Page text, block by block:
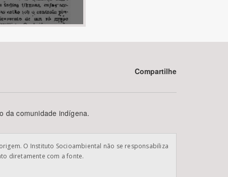
Compartilhe
da comunidade indígena.
O Instituto Socioambiental não se responsabiliza
diretamente com a fonte.